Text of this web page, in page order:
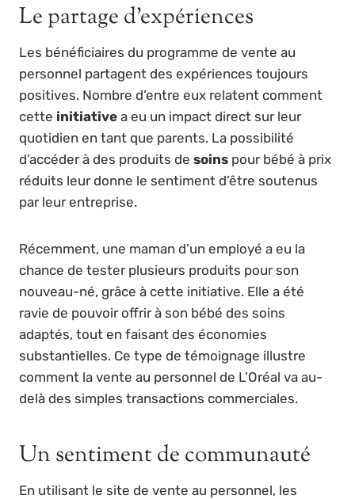
Le partage d’expériences
Les bénéficiaires du programme de vente au
personnel partagent des expériences toujours
positives. Nombre d’entre eux relatent comment
cette initiative a eu un impact direct sur leur
quotidien en tant que parents. La possibilité
d’accéder à des produits de soins pour bébé à prix
réduits leur donne le sentiment d’être soutenus
par leur entreprise.
Récemment, une maman d’un employé a eu la
chance de tester plusieurs produits pour son
nouveau-né, grâce à cette initiative. Elle a été
ravie de pouvoir offrir à son bébé des soins
adaptés, tout en faisant des économies
substantielles. Ce type de témoignage illustre
comment la vente au personnel de L’Oréal va au-
delà des simples transactions commerciales.
Un sentiment de communauté
En utilisant le site de vente au personnel, les